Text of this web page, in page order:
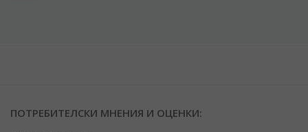
ПОТРЕБИТЕЛСКИ МНЕНИЯ И ОЦЕНКИ: